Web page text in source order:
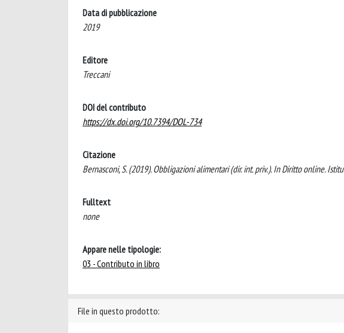
Data di pubblicazione
2019
Editore
Treccani
DOI del contributo
https://dx.doi.org/10.7394/DOL-734
Citazione
Bernasconi, S. (2019). Obbligazioni alimentari (dir. int. priv.). In Diritto online.
Fulltext
none
Appare nelle tipologie:
03 - Contributo in libro
File in questo prodotto: